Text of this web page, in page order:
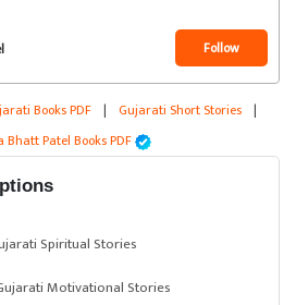
Follow
Books PDF | Gujarati Short Stories |
Patel Books PDF
Spiritual Stories
Motivational Stories